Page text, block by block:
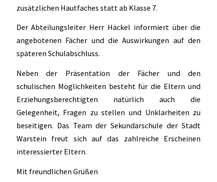
zusätzlichen Hautfaches statt ab Klasse 7.
Der Abteilungsleiter Herr Häckel informiert über die
angebotenen Fächer und die Auswirkungen auf den
späteren Schulabschluss.
Neben der Präsentation der Fächer und den
schulischen Möglichkeiten besteht für die Eltern und
Erziehungsberechtigten natürlich auch die
Gelegenheit, Fragen zu stellen und Unklarheiten zu
beseitigen. Das Team der Sekundarschule der Stadt
Warstein freut sich auf das zahlreiche Erscheinen
interessierter Eltern.
Mit freundlichen Grüßen